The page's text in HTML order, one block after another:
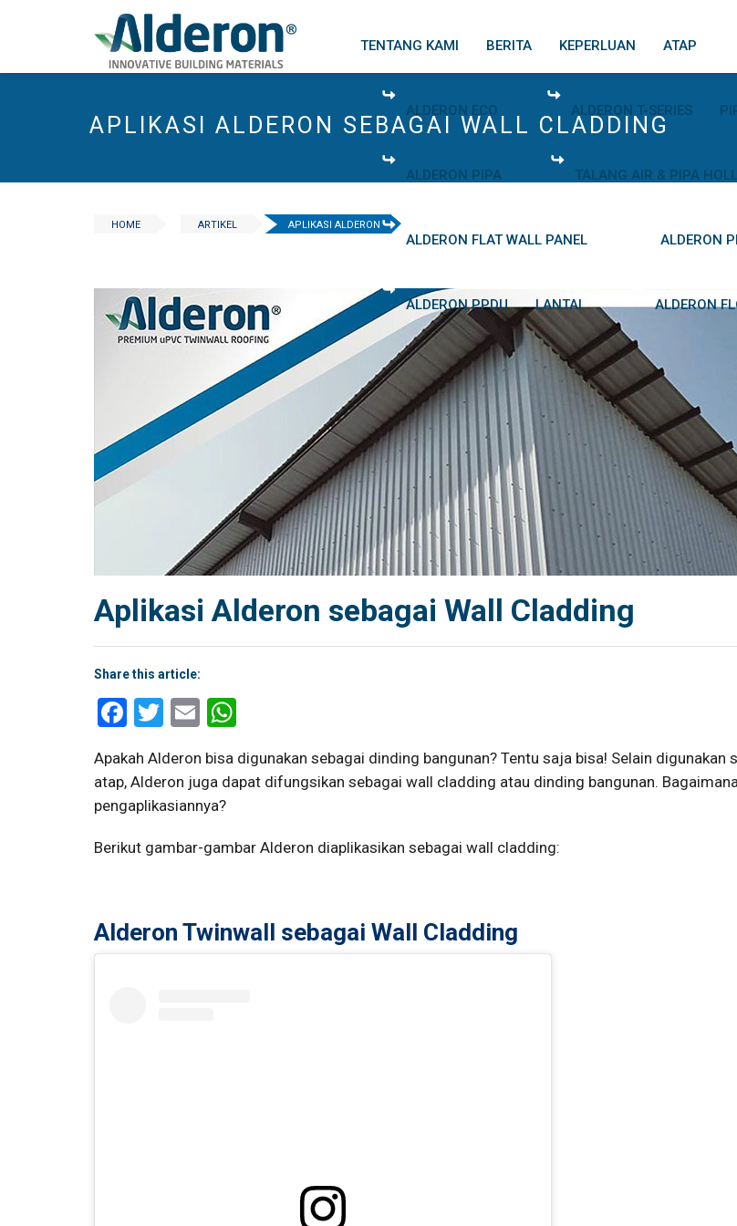
TENTANG KAMI
BERITA KEPERLUAN ATAP
ALDERON ECO ALDERON T-SERIES
ALDERON PIPA TALANG AIR & PIPA
ALDERON FLAT WALL PANEL ALDERON
ALDERON PPDU LANTAI ALDERON
APLIKASI ALDERON SEBAGAI WALL CLADDING
HOME ARTIKEL APLIKASI ALDERON
Aplikasi Alderon sebagai Wall Cladding
Share this article:
Facebook
Twitter
EmailWhatsApp
Apakah Alderon bisa digunakan sebagai dinding bangunan? Tentu saja bisa! Selain digunakan
atap, Alderon juga dapat difungsikan sebagai wall cladding atau dinding bangunan.
pengaplikasiannya?
Berikut gambar-gambar Alderon diaplikasikan sebagai wall cladding:
Alderon Twinwall sebagai Wall Cladding